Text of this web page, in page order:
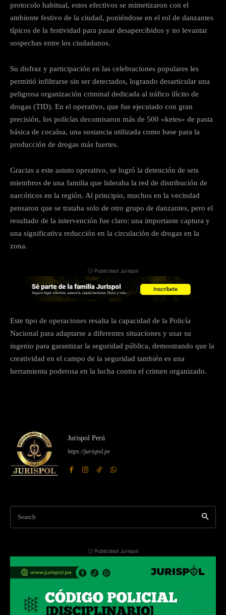
protocolo habitual, estos efectivos se mimetizaron con el
ambiente festivo de la ciudad, poniéndose en el rol de danzantes
típicos de la festividad para pasar desapercibidos y no levantar
sospechas entre los ciudadanos.
Su disfraz y participación en las celebraciones populares les
permitió infiltrarse sin ser detectados, logrando desarticular una
peligrosa organización criminal dedicada al tráfico ilícito de
drogas (TID). En el operativo, que fue ejecutado con gran
precisión, los policías decomisaron más de 500 «ketes» de pasta
básica de cocaína, una sustancia utilizada como base para la
producción de drogas más fuertes.
Gracias a este astuto operativo, se logró la detención de seis
miembros de una familia que lideraba la red de distribución de
narcóticos en la región. Al principio, muchos en la vecindad
pensaron que se trataba solo de otro grupo de danzantes, pero el
resultado de la intervención fue claro: una importante captura y
una significativa reducción en la circulación de drogas en la
zona.
ⓘ Publicidad Jurispol
Este tipo de operaciones resalta la capacidad de la Policía
Nacional para adaptarse a diferentes situaciones y usar su
ingenio para garantizar la seguridad pública, demostrando que la
creatividad en el campo de la seguridad también es una
herramienta poderosa en la lucha contra el crimen organizado.
Jurispol Perú
https://jurispol.pe
Search
ⓘ Publicidad Jurispol